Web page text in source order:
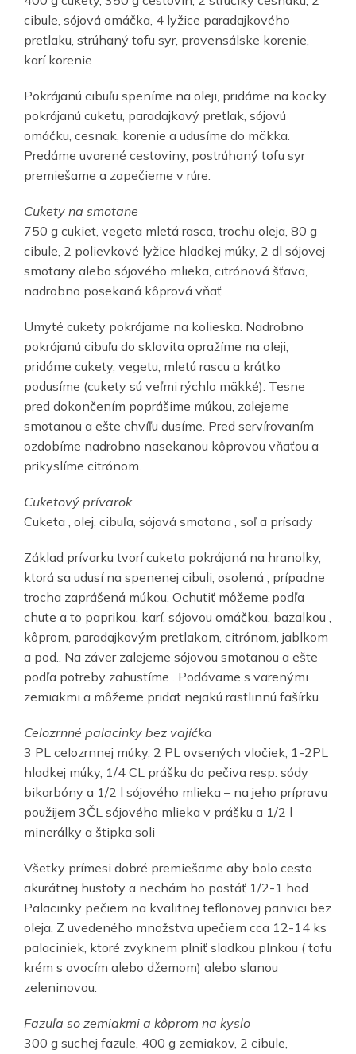
cibule, sójová omáčka, 4 lyžice paradajkového
pretlaku, strúhaný tofu syr, provensálske korenie,
karí korenie
Pokrájanú cibuľu speníme na oleji, pridáme na kocky
pokrájanú cuketu, paradajkový pretlak, sójovú
omáčku, cesnak, korenie a udusíme do mäkka.
Predáme uvarené cestoviny, postrúhaný tofu syr
premiešame a zapečieme v rúre.
Cukety na smotane
750 g cukiet, vegeta mletá rasca, trochu oleja, 80 g
cibule, 2 polievkové lyžice hladkej múky, 2 dl sójovej
smotany alebo sójového mlieka, citrónová šťava,
nadrobno posekaná kôprová vňať
Umyté cukety pokrájame na kolieska. Nadrobno
pokrájanú cibuľu do sklovita opražíme na oleji,
pridáme cukety, vegetu, mletú rascu a krátko
podusíme (cukety sú veľmi rýchlo mäkké). Tesne
pred dokončením poprášime múkou, zalejeme
smotanou a ešte chvíľu dusíme. Pred servírovaním
ozdobíme nadrobno nasekanou kôprovou vňaťou a
prikyslíme citrónom.
Cuketový prívarok
Cuketa , olej, cibuľa, sójová smotana , soľ a prísady
Základ prívarku tvorí cuketa pokrájaná na hranolky,
ktorá sa udusí na spenenej cibuli, osolená , prípadne
trocha zaprášená múkou. Ochutiť môžeme podľa
chute a to paprikou, karí, sójovou omáčkou, bazalkou ,
kôprom, paradajkovým pretlakom, citrónom, jablkom
a pod.. Na záver zalejeme sójovou smotanou a ešte
podľa potreby zahustíme . Podávame s varenými
zemiakmi a môžeme pridať nejakú rastlinnú fašírku.
Celozrnné palacinky bez vajíčka
3 PL celozrnnej múky, 2 PL ovsených vločiek, 1-2PL
hladkej múky, 1/4 CL prášku do pečiva resp. sódy
bikarbóny a 1/2 l sójového mlieka – na jeho prípravu
použijem 3ČL sójového mlieka v prášku a 1/2 l
minerálky a štipka soli
Všetky prímesi dobré premiešame aby bolo cesto
akurátnej hustoty a nechám ho postáť 1/2-1 hod.
Palacinky pečiem na kvalitnej teflonovej panvici bez
oleja. Z uvedeného množstva upečiem cca 12-14 ks
palaciniek, ktoré zvyknem plniť sladkou plnkou ( tofu
krém s ovocím alebo džemom) alebo slanou
zeleninovou.
Fazuľa so zemiakmi a kôprom na kyslo
300 g suchej fazule, 400 g zemiakov, 2 cibule,